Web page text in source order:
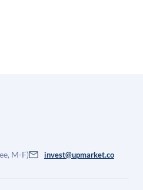
M-F) invest@upmarket.co